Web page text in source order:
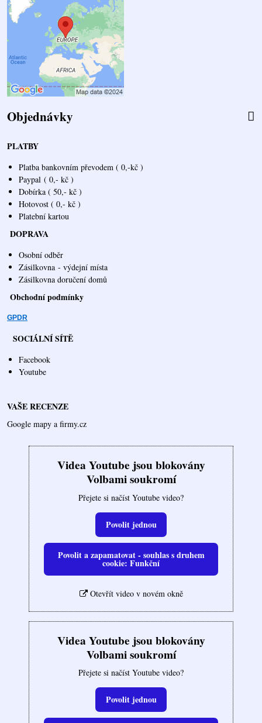
Objednávky
PLATBY
Platba bankovním převodem ( 0,-kč )
Paypal ( 0,- kč )
Dobírka ( 50,- kč )
Hotovost ( 0,- kč )
Platební kartou
DOPRAVA
Osobní odběr
Zásilkovna - výdejní místa
Zásilkovna doručení domů
Obchodní podmínky
GPDR
SOCIÁLNÍ SÍTĚ
Facebook
Youtube
VAŠE RECENZE
Google mapy a firmy.cz
Videa Youtube jsou blokovány
Volbami soukromí
Přejete si načíst Youtube video?
Povolit jednou
Povolit a zapamatovat - souhlas s druhem
cookie: Funkční
Otevřít video v novém okně
Videa Youtube jsou blokovány
Volbami soukromí
Přejete si načíst Youtube video?
Povolit jednou